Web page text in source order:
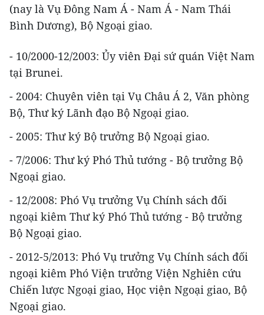
(nay là Vụ Đông Nam Á - Nam Á - Nam Thái
Bình Dương), Bộ Ngoại giao.
- 10/2000-12/2003: Ủy viên Đại sứ quán Việt Nam
tại Brunei.
- 2004: Chuyên viên tại Vụ Châu Á 2, Văn phòng
Bộ, Thư ký Lãnh đạo Bộ Ngoại giao.
- 2005: Thư ký Bộ trưởng Bộ Ngoại giao.
- 7/2006: Thư ký Phó Thủ tướng - Bộ trưởng Bộ
Ngoại giao.
- 12/2008: Phó Vụ trưởng Vụ Chính sách đối
ngoại kiêm Thư ký Phó Thủ tướng - Bộ trưởng
Bộ Ngoại giao.
- 2012-5/2013: Phó Vụ trưởng Vụ Chính sách đối
ngoại kiêm Phó Viện trưởng Viện Nghiên cứu
Chiến lược Ngoại giao, Học viện Ngoại giao, Bộ
Ngoại giao.